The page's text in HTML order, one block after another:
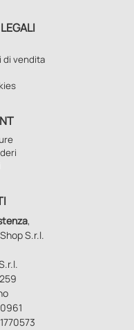
di vendita
,
S.r.l.